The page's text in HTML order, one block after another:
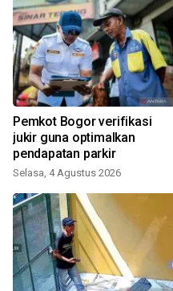
Pemkot Bogor verifikasi
jukir guna optimalkan
pendapatan parkir
Selasa, 4 Agustus 2026